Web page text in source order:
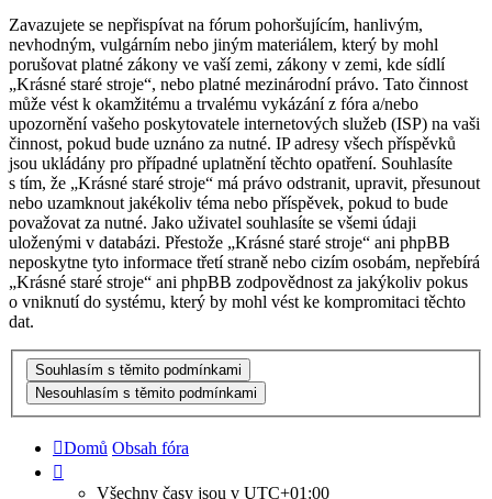
Zavazujete se nepřispívat na fórum pohoršujícím, hanlivým,
nevhodným, vulgárním nebo jiným materiálem, který by mohl
porušovat platné zákony ve vaší zemi, zákony v zemi, kde sídlí
„Krásné staré stroje“, nebo platné mezinárodní právo. Tato činnost
může vést k okamžitému a trvalému vykázání z fóra a/nebo
upozornění vašeho poskytovatele internetových služeb (ISP) na vaši
činnost, pokud bude uznáno za nutné. IP adresy všech příspěvků
jsou ukládány pro případné uplatnění těchto opatření. Souhlasíte
s tím, že „Krásné staré stroje“ má právo odstranit, upravit, přesunout
nebo uzamknout jakékoliv téma nebo příspěvek, pokud to bude
považovat za nutné. Jako uživatel souhlasíte se všemi údaji
uloženými v databázi. Přestože „Krásné staré stroje“ ani phpBB
neposkytne tyto informace třetí straně nebo cizím osobám, nepřebírá
„Krásné staré stroje“ ani phpBB zodpovědnost za jakýkoliv pokus
o vniknutí do systému, který by mohl vést ke kompromitaci těchto
dat.
Domů Obsah fóra
Všechny časy jsou v UTC+01:00